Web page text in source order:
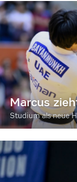
Marcus
Studium als neue